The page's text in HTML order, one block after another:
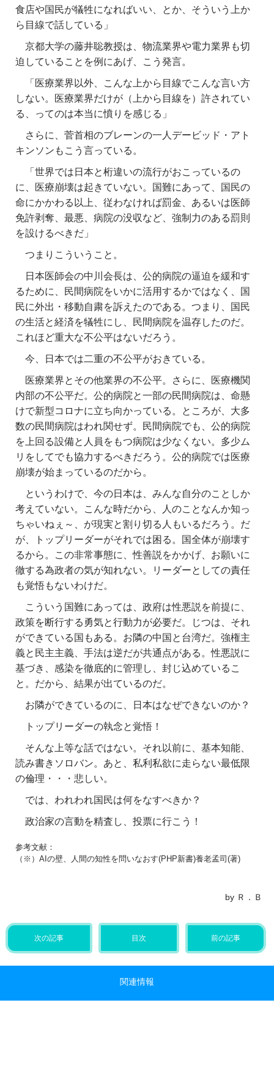
食店や国民が犠牲になればいい、とか、そういう上か
ら目線で話している」
京都大学の藤井聡教授は、物流業界や電力業界も切
迫していることを例にあげ、こう発言。
「医療業界以外、こんな上から目線でこんな言い方
しない。医療業界だけが（上から目線を）許されてい
る、ってのは本当に憤りを感じる」
さらに、菅首相のブレーンの一人デービッド・アト
キンソンもこう言っている。
「世界では日本と桁違いの流行がおこっているの
に、医療崩壊は起きていない。国難にあって、国民の
命にかかわる以上、従わなければ罰金、あるいは医師
免許剥奪、最悪、病院の没収など、強制力のある罰則
を設けるべきだ」
つまりこういうこと。
日本医師会の中川会長は、公的病院の逼迫を緩和す
るために、民間病院をいかに活用するかではなく、国
民に外出・移動自粛を訴えたのである。つまり、国民
の生活と経済を犠牲にし、民間病院を温存したのだ。
これほど重大な不公平はないだろう。
今、日本では二重の不公平がおきている。
医療業界とその他業界の不公平。さらに、医療機関
内部の不公平だ。公的病院と一部の民間病院は、命懸
けで新型コロナに立ち向かっている。ところが、大多
数の民間病院はわれ関せず。民間病院でも、公的病院
を上回る設備と人員をもつ病院は少なくない。多少ム
リをしてでも協力するべきだろう。公的病院では医療
崩壊が始まっているのだから。
というわけで、今の日本は、みんな自分のことしか
考えていない。こんな時だから、人のことなんか知っ
ちゃいねぇ～、が現実と割り切る人もいるだろう。だ
が、トップリーダーがそれでは困る。国全体が崩壊す
るから。この非常事態に、性善説をかかげ、お願いに
徹する為政者の気が知れない。リーダーとしての責任
も覚悟もないわけだ。
こういう国難にあっては、政府は性悪説を前提に、
政策を断行する勇気と行動力が必要だ。じつは、それ
ができている国もある。お隣の中国と台湾だ。強権主
義と民主主義、手法は逆だが共通点がある。性悪説に
基づき、感染を徹底的に管理し、封じ込めているこ
と。だから、結果が出ているのだ。
お隣ができているのに、日本はなぜできないのか？
トップリーダーの執念と覚悟！
そんな上等な話ではない。それ以前に、基本知能、
読み書きソロバン。あと、私利私欲に走らない最低限
の倫理・・・悲しい。
では、われわれ国民は何をなすべきか？
政治家の言動を精査し、投票に行こう！
参考文献：
（※）AIの壁、人間の知性を問いなおす(PHP新書)養老孟司(著)
by Ｒ．Ｂ
次の記事 目次 前の記事
関連情報